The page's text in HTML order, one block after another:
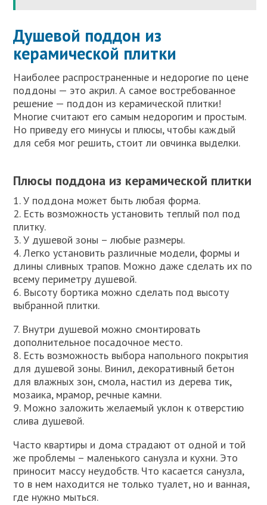
Душевой поддон из
керамической плитки
Наиболее распространенные и недорогие по цене
поддоны — это акрил. А самое востребованное
решение — поддон из керамической плитки!
Многие считают его самым недорогим и простым.
Но приведу его минусы и плюсы, чтобы каждый
для себя мог решить, стоит ли овчинка выделки.
Плюсы поддона из керамической плитки
1. У поддона может быть любая форма.
2. Есть возможность установить теплый пол под
плитку.
3. У душевой зоны – любые размеры.
4. Легко установить различные модели, формы и
длины сливных трапов. Можно даже сделать их по
всему периметру душевой.
6. Высоту бортика можно сделать под высоту
выбранной плитки.
7. Внутри душевой можно смонтировать
дополнительное посадочное место.
8. Есть возможность выбора напольного покрытия
для душевой зоны. Винил, декоративный бетон
для влажных зон, смола, настил из дерева тик,
мозаика, мрамор, речные камни.
9. Можно заложить желаемый уклон к отверстию
слива душевой.
Часто квартиры и дома страдают от одной и той
же проблемы – маленького санузла и кухни. Это
приносит массу неудобств. Что касается санузла,
то в нем находится не только туалет, но и ванная,
где нужно мыться.